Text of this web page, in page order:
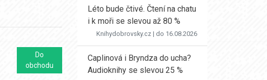
Do
obchodu
Léto bude čtivé. Čtení na chatu
i k moři se slevou až 80 %
Knihydobrovsky.cz | do 16.08.2026
Caplinová i Bryndza do ucha?
Audioknihy se slevou 25 %